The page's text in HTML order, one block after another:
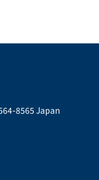
8565 Japan